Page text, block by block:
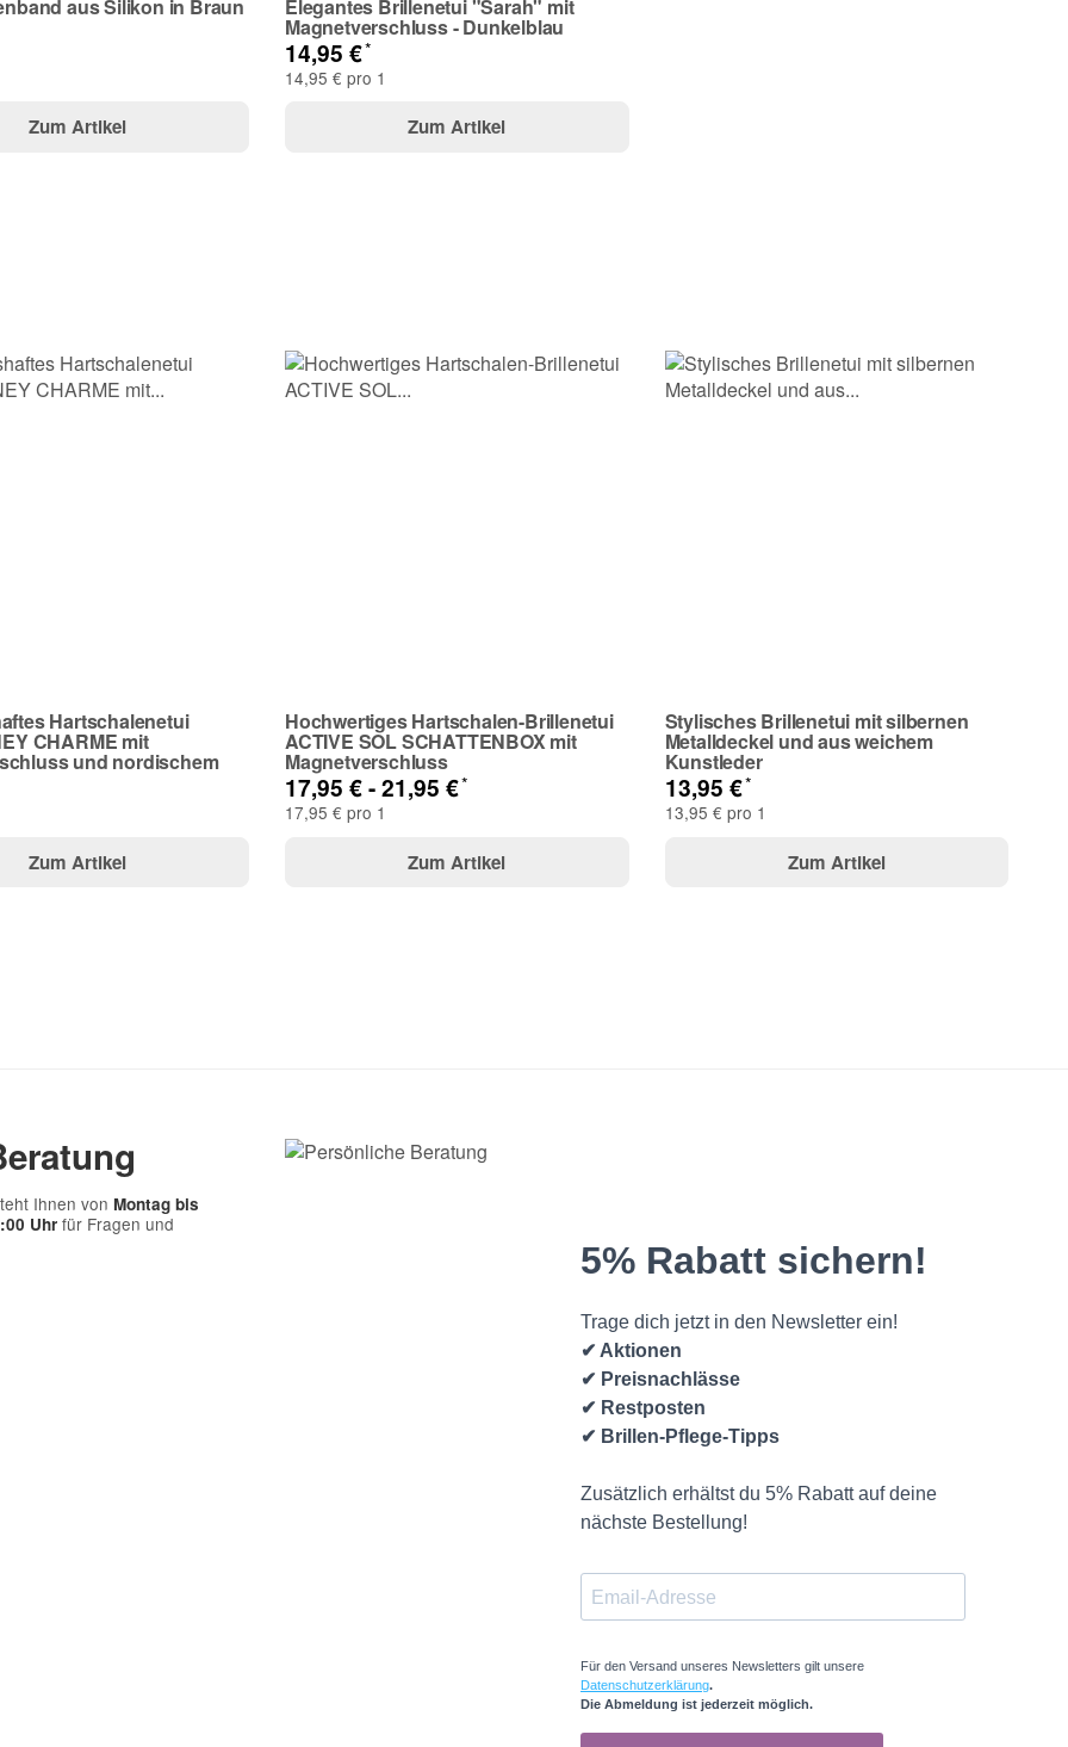
Frage abschicken
aus Silikon in Braun
Zum Artikel
Elegantes Brillenetui "Sarah" mit
Magnetverschluss - Dunkelblau
14,95 €*
14,95 € pro 1
Zum Artikel
Hartschalenetui
CHARME mit
und nordischem
Zum Artikel
Hochwertiges Hartschalen-Brillenetui
ACTIVE SOL SCHATTENBOX mit
Magnetverschluss
17,95 € -21,95 €*
17,95 € pro 1
Zum Artikel
Stylisches Brillenetui mit silbernen
Metalldeckel und aus weichem
Kunstleder
13,95 €*
13,95 € pro 1
Zum Artikel
Ihnen von Montag bis
Uhr für Fragen und